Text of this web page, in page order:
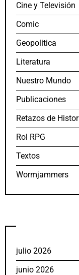
Cine y Televisión
Comic
Geopolitica
Literatura
Nuestro Mundo
Publicaciones
Retazos de
Rol RPG
Textos
Wormjammers
julio 2026
junio 2026